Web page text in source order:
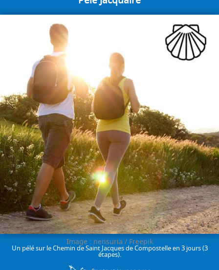
Image : nensuria / Freepik
Un pélé sur le Chemin de Saint Jacques de Compostelle en 3 jours (3
étapes).